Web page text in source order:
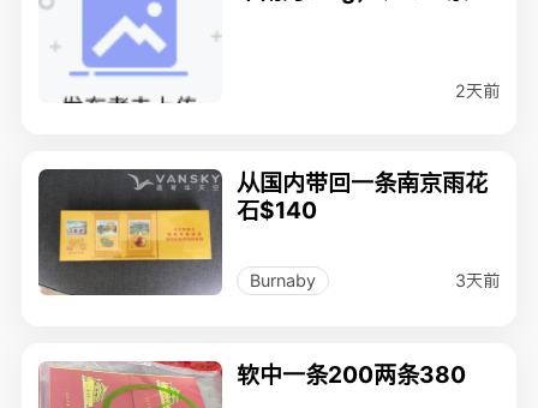
2天前
从国内带回一条南京雨花
石$140
Burnaby 3天前
软中一条200两条380